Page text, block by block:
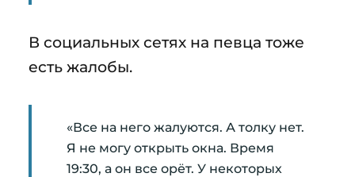
В социальных сетях на певца тоже
есть жалобы.
«Все на него жалуются. А толку нет.
Я не могу открыть окна. Время
19:30, а он все орёт. У некоторых